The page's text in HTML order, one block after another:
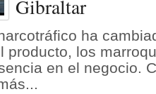
Gibraltar
ha
producto, los
en el negocio.